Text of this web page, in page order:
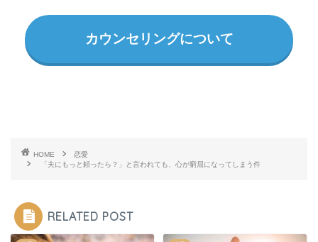
カウンセリングについて
HOME
恋愛
「夫にもっと頼ったら？」と言われても、心が窮屈になってしまう件
RELATED POST